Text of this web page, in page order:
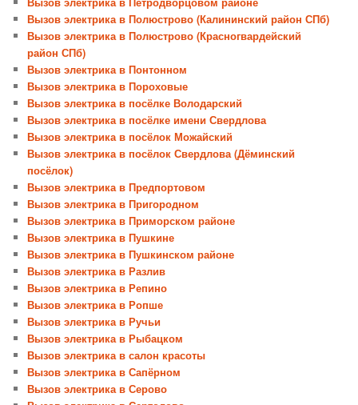
Вызов электрика в Полюстрово (Калининский район СПб)
Вызов электрика в Полюстрово (Красногвардейский
район СПб)
Вызов электрика в Понтонном
Вызов электрика в Пороховые
Вызов электрика в посёлке Володарский
Вызов электрика в посёлке имени Свердлова
Вызов электрика в посёлок Можайский
Вызов электрика в посёлок Свердлова (Дёминский
посёлок)
Вызов электрика в Предпортовом
Вызов электрика в Пригородном
Вызов электрика в Приморском районе
Вызов электрика в Пушкине
Вызов электрика в Пушкинском районе
Вызов электрика в Разлив
Вызов электрика в Репино
Вызов электрика в Ропше
Вызов электрика в Ручьи
Вызов электрика в Рыбацком
Вызов электрика в салон красоты
Вызов электрика в Сапёрном
Вызов электрика в Серово